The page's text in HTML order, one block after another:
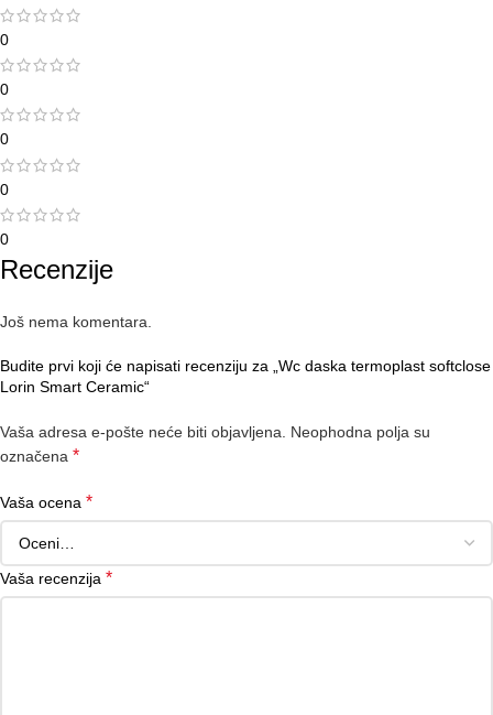
0
0
0
0
0
Recenzije
Još nema komentara.
Budite prvi koji će napisati recenziju za „Wc daska termoplast softclose
Lorin Smart Ceramic“
Vaša adresa e-pošte neće biti objavljena.
Neophodna polja su
označena *
Vaša ocena *
Vaša recenzija *